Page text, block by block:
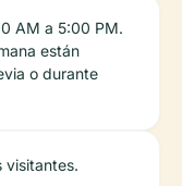
AM a 5:00 PM.
están
o durante
visitantes.